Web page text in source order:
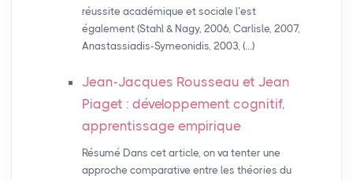
réussite académique et sociale l’est
également (Stahl & Nagy, 2006, Carlisle, 2007,
Anastassiadis-Symeonidis, 2003, (…)
Jean-Jacques Rousseau et Jean
Piaget : développement cognitif,
apprentissage empirique
Résumé Dans cet article, on va tenter une
approche comparative entre les théories du